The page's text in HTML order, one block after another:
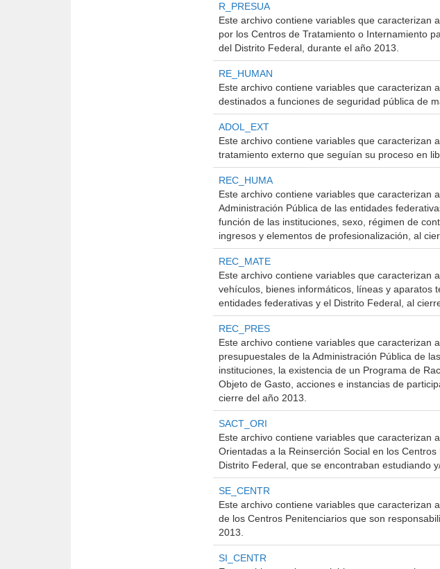
R_PRESUA
Este archivo contiene variables que caracterizan
por los Centros de Tratamiento o Internamiento
del Distrito Federal, durante el año 2013.
RE_HUMAN
Este archivo contiene variables que caracterizan
destinados a funciones de seguridad pública de
ADOL_EXT
Este archivo contiene variables que caracterizan
tratamiento externo que seguían su proceso en
REC_HUMA
Este archivo contiene variables que caracterizan
Administración Pública de las entidades
función de las instituciones, sexo, régimen de
ingresos y elementos de profesionalización, al
REC_MATE
Este archivo contiene variables que caracterizan
vehículos, bienes informáticos, líneas y aparatos
entidades federativas y el Distrito Federal, al
REC_PRES
Este archivo contiene variables que caracterizan
presupuestales de la Administración Pública de
instituciones, la existencia de un Programa de
Objeto de Gasto, acciones e instancias de
cierre del año 2013.
SACT_ORI
Este archivo contiene variables que caracterizan
Orientadas a la Reinserción Social en los
Distrito Federal, que se encontraban estudiando
SE_CENTR
Este archivo contiene variables que caracterizan
de los Centros Penitenciarios que son
2013.
SI_CENTR